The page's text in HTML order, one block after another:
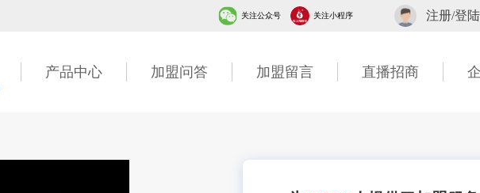
关注公众号 关注小程序 注册/登陆
产品中心 加盟问答 加盟留言 直播招商